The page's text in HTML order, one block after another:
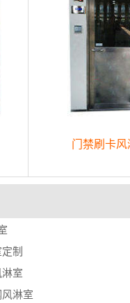
门禁刷卡风
制
室
淋室